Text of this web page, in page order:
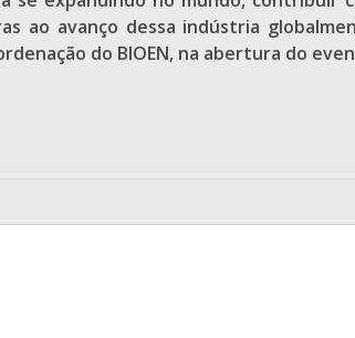
ao avanço dessa indústria
do BIOEN, na abertura do